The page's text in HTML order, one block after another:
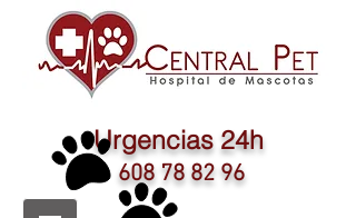
Urgencias 24h
608 78 82 96